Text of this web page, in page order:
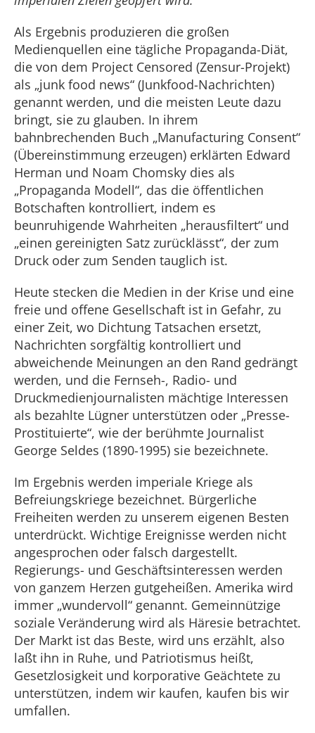
Als Ergebnis produzieren die großen
Medienquellen eine tägliche Propaganda-Diät,
die von dem Project Censored (Zensur-Projekt)
als „junk food news“ (Junkfood-Nachrichten)
genannt werden, und die meisten Leute dazu
bringt, sie zu glauben. In ihrem
bahnbrechenden Buch „Manufacturing Consent“
(Übereinstimmung erzeugen) erklärten Edward
Herman und Noam Chomsky dies als
„Propaganda Modell“, das die öffentlichen
Botschaften kontrolliert, indem es
beunruhigende Wahrheiten „herausfiltert“ und
„einen gereinigten Satz zurücklässt“, der zum
Druck oder zum Senden tauglich ist.
Heute stecken die Medien in der Krise und eine
freie und offene Gesellschaft ist in Gefahr, zu
einer Zeit, wo Dichtung Tatsachen ersetzt,
Nachrichten sorgfältig kontrolliert und
abweichende Meinungen an den Rand gedrängt
werden, und die Fernseh-, Radio- und
Druckmedienjournalisten mächtige Interessen
als bezahlte Lügner unterstützen oder „Presse-
Prostituierte“, wie der berühmte Journalist
George Seldes (1890-1995) sie bezeichnete.
Im Ergebnis werden imperiale Kriege als
Befreiungskriege bezeichnet. Bürgerliche
Freiheiten werden zu unserem eigenen Besten
unterdrückt. Wichtige Ereignisse werden nicht
angesprochen oder falsch dargestellt.
Regierungs- und Geschäftsinteressen werden
von ganzem Herzen gutgeheißen. Amerika wird
immer „wundervoll“ genannt. Gemeinnützige
soziale Veränderung wird als Häresie betrachtet.
Der Markt ist das Beste, wird uns erzählt, also
laßt ihn in Ruhe, und Patriotismus heißt,
Gesetzlosigkeit und korporative Geächtete zu
unterstützen, indem wir kaufen, kaufen bis wir
umfallen.